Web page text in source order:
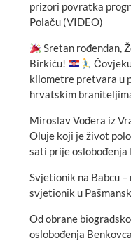
prizori povratka
Polaču (VIDEO)
Sretan rođendan,
Birkiću!
kilometre pretvara u
hrvatskim
Miroslav Vođera iz
Oluje koji je život
sati prije oslobođenja
Svjetionik na Babcu
svjetionik u
Od obrane
oslobođenja